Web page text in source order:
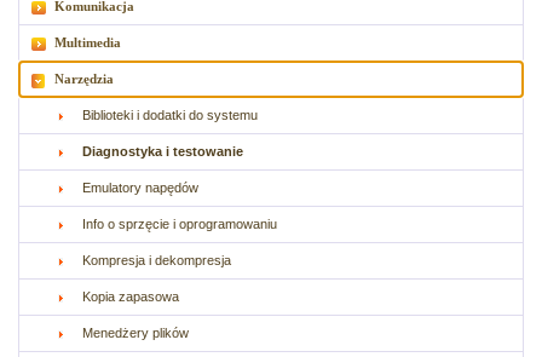
Komunikacja
Multimedia
Narzędzia
Biblioteki i dodatki do systemu
Diagnostyka i testowanie
Emulatory napędów
Info o sprzęcie i oprogramowaniu
Kompresja i dekompresja
Kopia zapasowa
Menedżery plików